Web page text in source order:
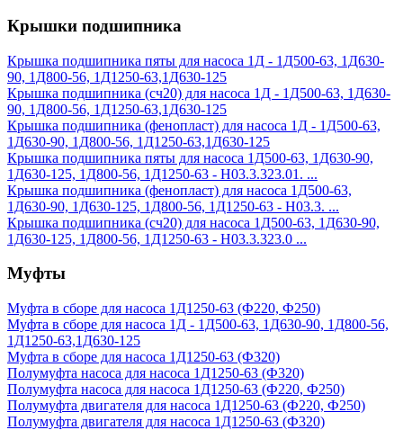
Крышки подшипника
Крышка подшипника пяты для насоса 1Д - 1Д500-63, 1Д630-
90, 1Д800-56, 1Д1250-63,1Д630-125
Крышка подшипника (сч20) для насоса 1Д - 1Д500-63, 1Д630-
90, 1Д800-56, 1Д1250-63,1Д630-125
Крышка подшипника (фенопласт) для насоса 1Д - 1Д500-63,
1Д630-90, 1Д800-56, 1Д1250-63,1Д630-125
Крышка подшипника пяты для насоса 1Д500-63, 1Д630-90,
1Д630-125, 1Д800-56, 1Д1250-63 - Н03.3.323.01. ...
Крышка подшипника (фенопласт) для насоса 1Д500-63,
1Д630-90, 1Д630-125, 1Д800-56, 1Д1250-63 - Н03.3. ...
Крышка подшипника (сч20) для насоса 1Д500-63, 1Д630-90,
1Д630-125, 1Д800-56, 1Д1250-63 - Н03.3.323.0 ...
Муфты
Муфта в сборе для насоса 1Д1250-63 (Ф220, Ф250)
Муфта в сборе для насоса 1Д - 1Д500-63, 1Д630-90, 1Д800-56,
1Д1250-63,1Д630-125
Муфта в сборе для насоса 1Д1250-63 (Ф320)
Полумуфта насоса для насоса 1Д1250-63 (Ф320)
Полумуфта насоса для насоса 1Д1250-63 (Ф220, Ф250)
Полумуфта двигателя для насоса 1Д1250-63 (Ф220, Ф250)
Полумуфта двигателя для насоса 1Д1250-63 (Ф320)